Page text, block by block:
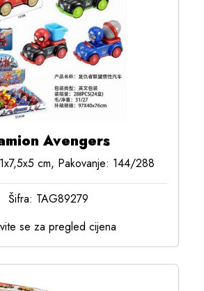
Avengers
cm, Pakovanje: 144/288
Šifra: TAG89279
se za pregled cijena